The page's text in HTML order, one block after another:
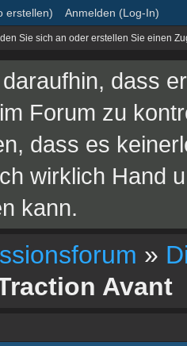
erstellen) Anmelden (Log-In)
Sie sich an oder erstellen Sie einen
dass
Forum zu
dass es
wirklich Hand
kann.
»
Avant